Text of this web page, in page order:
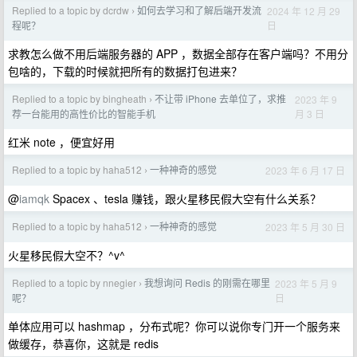
Replied to a topic by dcrdw › 如何去学习和了解后端开发流
程呢？
2024 年 12 月 29
日
求教怎么做不用后端服务器的 APP ，数据全部存在客户端吗？不用分
包啥的，下载的时候就把所有的数据打包进来？
Replied to a topic by bingheath › 不让带 iPhone 去单位了，求推
荐一台能用的高性价比的智能手机
2023 年 9
月 3 日
红米 note ，便宜好用
Replied to a topic by haha512 › 一种神奇的感觉 2023 年 6 月 17 日
@iamqk Spacex 、tesla 赚钱，跟火星移民假大空有什么关系？
Replied to a topic by haha512 › 一种神奇的感觉 2023 年 5 月 30 日
火星移民假大空不？^v^
Replied to a topic by nnegier › 我想询问 Redis 的刚需在哪里
呢？
2023 年 5 月 9
日
单体应用可以 hashmap ，分布式呢？你可以说你专门开一个服务来
做缓存，恭喜你，这就是 redis